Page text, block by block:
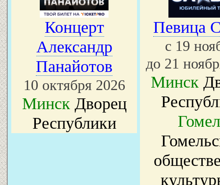
Концерт
Александр
Панайотов
10 октября 2026
Минск Дворец
Республики
Певица
с 19
до 21
Минск